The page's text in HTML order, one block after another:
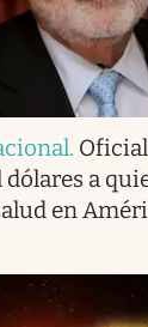
.
a
en